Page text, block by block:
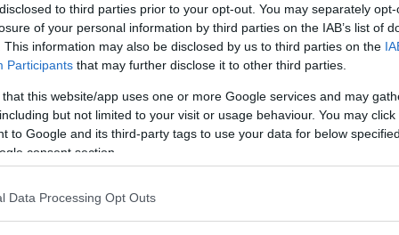
to third parties prior to your opt-out. You may separately
of your personal information by third parties on the IAB’s list of
This information may also be disclosed by us to third parties on the
Participants that may further disclose it to other third parties.
that this website/app uses one or more Google services and may
but not limited to your visit or usage behaviour. You may
to Google and its third-party tags to use your data for below
consent section.
Data Processing Opt Outs
och om du klickar påden här länkenkan du som
helt annat resultat.